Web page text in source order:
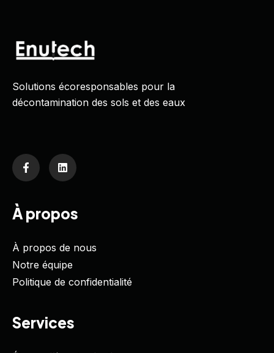
Solutions écoresponsables pour la
décontamination des sols et des eaux
À propos
À propos de nous
Notre équipe
Politique de confidentialité
Services